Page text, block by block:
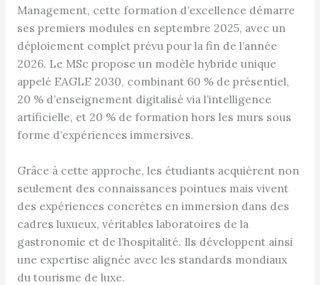
Management, cette formation d’excellence démarre
ses premiers modules en septembre 2025, avec un
déploiement complet prévu pour la fin de l’année
2026. Le MSc propose un modèle hybride unique
appelé EAGLE 2030, combinant 60 % de présentiel,
20 % d’enseignement digitalisé via l’intelligence
artificielle, et 20 % de formation hors les murs sous
forme d’expériences immersives.
Grâce à cette approche, les étudiants acquièrent non
seulement des connaissances pointues mais vivent
des expériences concrètes en immersion dans des
cadres luxueux, véritables laboratoires de la
gastronomie et de l’hospitalité. Ils développent ainsi
une expertise alignée avec les standards mondiaux
du tourisme de luxe.